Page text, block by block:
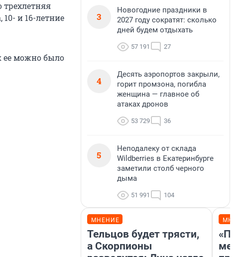
трехлетняя
и 16-летние
ее можно было
3
Новогодние праздники в
2027 году сократят: сколько
дней будем отдыхать
57 191 27
4
Десять аэропортов закрыли,
горит промзона, погибла
женщина — главное об
атаках дронов
53 729 36
5
Неподалеку от склада
Wildberries в Екатеринбурге
заметили столб черного
дыма
51 991 104
МНЕНИЕ
Тельцов будет трясти,
а Скорпионы